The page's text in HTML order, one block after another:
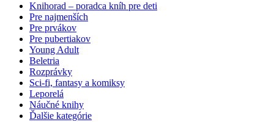
Knihorad – poradca kníh pre deti
Pre najmenších
Pre prvákov
Pre pubertiakov
Young Adult
Beletria
Rozprávky
Sci-fi, fantasy a komiksy
Leporelá
Náučné knihy
Ďalšie kategórie